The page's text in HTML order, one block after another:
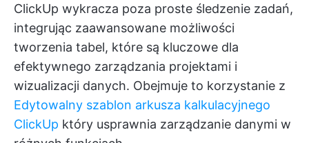
ClickUp wykracza poza proste śledzenie zadań,
integrując zaawansowane możliwości
tworzenia tabel, które są kluczowe dla
efektywnego zarządzania projektami i
wizualizacji danych. Obejmuje to korzystanie z
Edytowalny szablon arkusza kalkulacyjnego
ClickUp który usprawnia zarządzanie danymi w